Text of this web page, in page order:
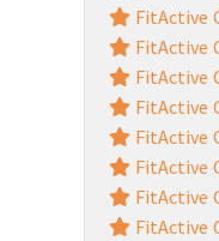
FitActive
FitActive
FitActive
FitActive
FitActive
FitActive
FitActive
FitActive